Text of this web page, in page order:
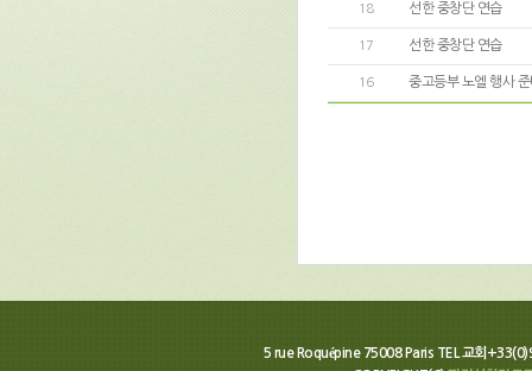
18 선한 중창단 연습
17 선한 중창단 연습
16 중고등부 노엘 행사 준
5 rue Roquépine 75008 Paris TEL 교회